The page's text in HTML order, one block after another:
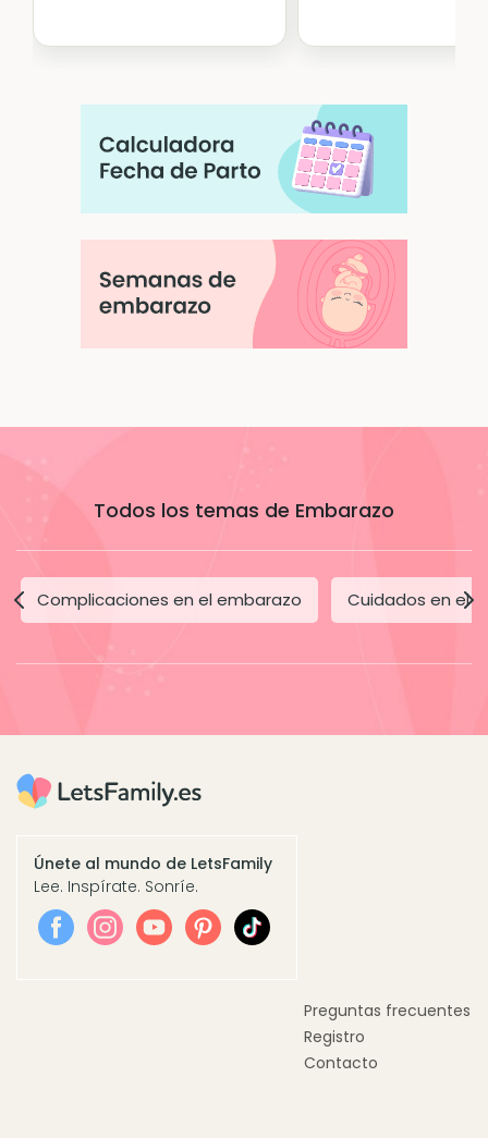
Todos los temas de Embarazo
Complicaciones en el embarazo Cuidados en el
Únete al mundo de LetsFamily
Lee. Inspírate. Sonríe.
Preguntas frecuentes
Registro
Contacto